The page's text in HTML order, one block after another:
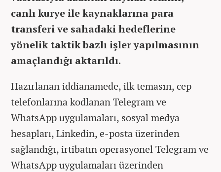
canlı kurye ile kaynaklarına para
transferi ve sahadaki hedeflerine
yönelik taktik bazlı işler yapılmasının
amaçlandığı aktarıldı.
Hazırlanan iddianamede, ilk temasın, cep
telefonlarına kodlanan Telegram ve
WhatsApp uygulamaları, sosyal medya
hesapları, Linkedin, e-posta üzerinden
sağlandığı, irtibatın operasyonel Telegram ve
WhatsApp uygulamaları üzerinden